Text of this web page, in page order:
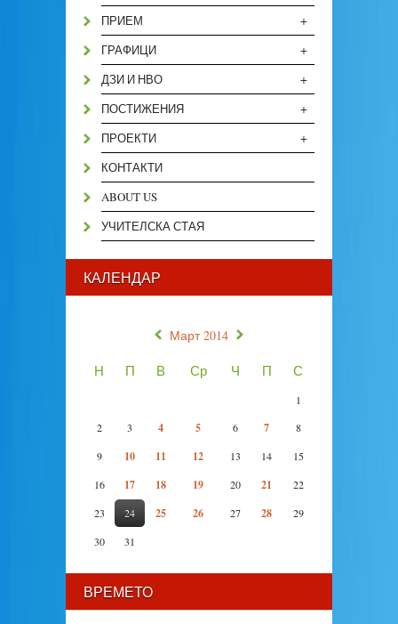
+
ПРИЕМ
+
ГРАФИЦИ
+
ДЗИ И НВО
+
ПОСТИЖЕНИЯ
+
ПРОЕКТИ
КОНТАКТИ
ABOUT US
УЧИТЕЛСКА СТАЯ
КАЛЕНДАР
Март 2014
Н П В Ср Ч П С
1
2
3 4 5 6 7
8
9
10 11 12 13 14
15
16
17 18 19 20 21
22
23
24 25 26 27 28
29
30
31
ВРЕМЕТО